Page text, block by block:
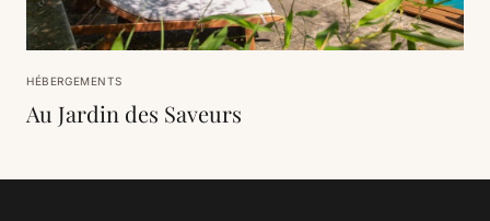
HÉBERGEMENTS
Au Jardin des Saveurs